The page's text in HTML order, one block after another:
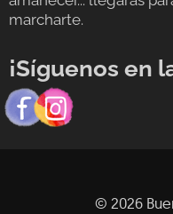
marcharte.
¡Síguenos en
© 2026